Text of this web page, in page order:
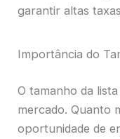
garantir altas
Importância do
O tamanho da
mercado. Quanto
oportunidade de